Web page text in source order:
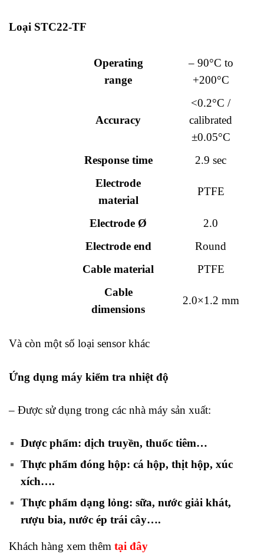
Loại STC22-TF
Operating
range
– 90°C to
+200°C
Accuracy
<0.2°C /
calibrated
±0.05°C
Response time
2.9 sec
Electrode
material
PTFE
Electrode Ø
2.0
Electrode end
Round
Cable material
PTFE
Cable
dimensions
2.0×1.2 mm
Và còn một số loại sensor khác
Ứng dụng máy kiểm tra nhiệt độ
– Được sử dụng trong các nhà máy sản xuất:
Dược phẩm: dịch truyền, thuốc tiêm…
Thực phẩm đóng hộp: cá hộp, thịt hộp, xúc
xích….
Thực phẩm dạng lỏng: sữa, nước giải khát,
rượu bia, nước ép trái cây….
Khách hàng xem thêm tại đây